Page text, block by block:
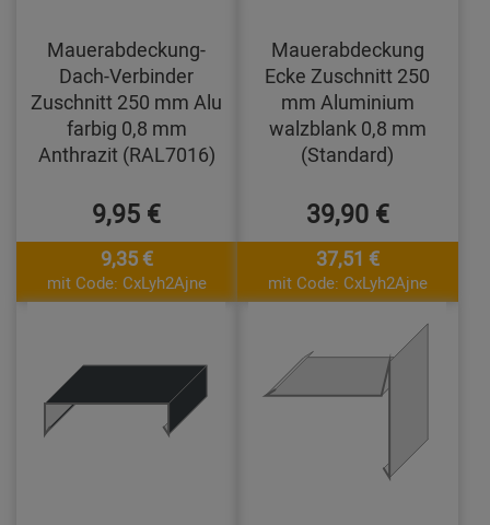
Mauerabdeckung-
Dach-Verbinder
Zuschnitt 250 mm Alu
farbig 0,8 mm
Anthrazit (RAL7016)
9,95 €
9,35 €
mit Code: CxLyh2Ajne
Mauerabdeckung
Ecke Zuschnitt 250
mm Aluminium
walzblank 0,8 mm
(Standard)
39,90 €
37,51 €
mit Code: CxLyh2Ajne